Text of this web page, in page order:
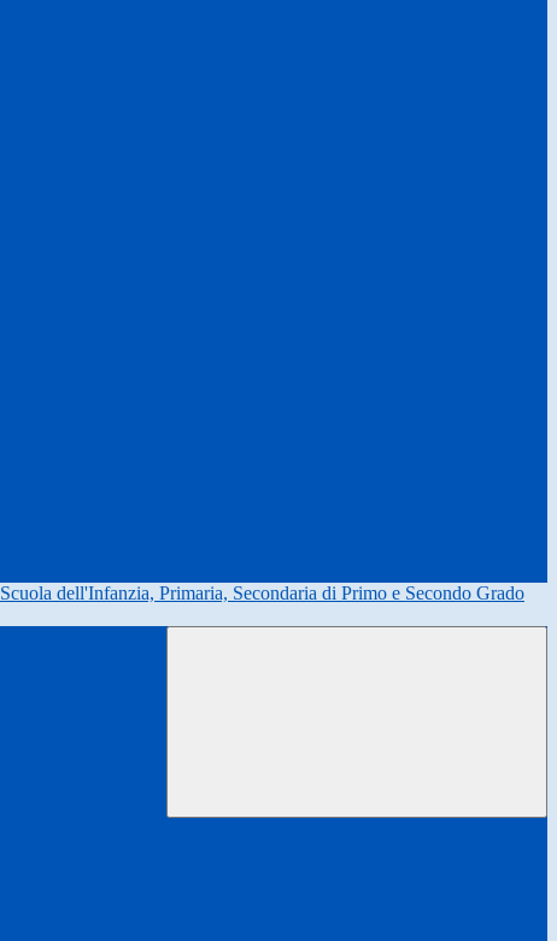
Scuola dell'Infanzia, Primaria, Secondaria di Primo e Secondo Grado